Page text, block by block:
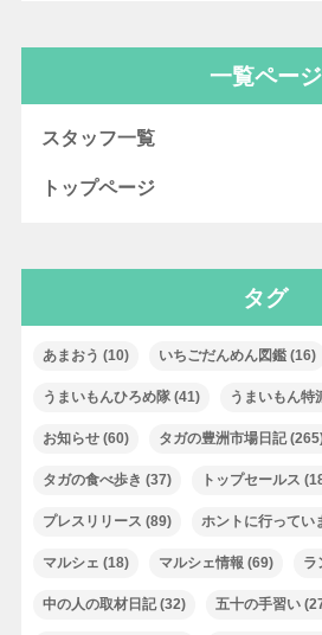
一覧ページ
スタッフ一覧
トップページ
タグ
あまおう (10) いちごだんめん図鑑(16)
うまいもんひろめ隊(41) うまいもん特
お知らせ(60) タガの豊洲市場日記
タガの食べ歩き (37) トップセールス
プレスリリース (89) ホントに行ってい
マルシェ (18) マルシェ情報 (69) ラ
中の人の取材日記(32) 五十の手習い